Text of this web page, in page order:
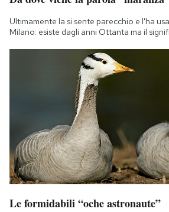
Ultimamente la si sente parecchio e l'ha
Milano: esiste dagli anni Ottanta ma il
Le formidabili “oche astronaute”